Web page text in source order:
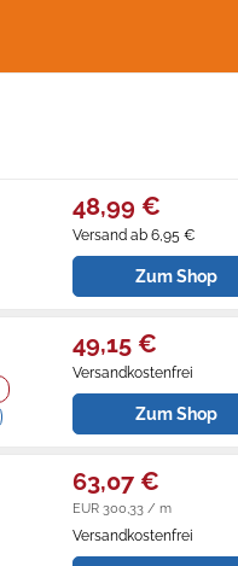
48,99 €
Versand ab 6,95 €
Zum Shop
49,15 €
Versandkostenfrei
Zum Shop
63,07 €
EUR 300,33 / m
Versandkostenfrei